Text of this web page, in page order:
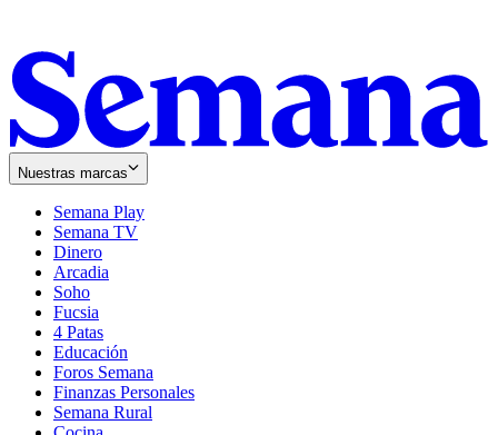
Nuestras marcas
Semana Play
Semana TV
Dinero
Arcadia
Soho
in
new
window
Fucsia
in
new
window
4 Patas
Educación
Foros Semana
Finanzas Personales
Semana Rural